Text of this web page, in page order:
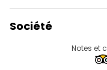
Connexion Du
Programme
Société
Notes et